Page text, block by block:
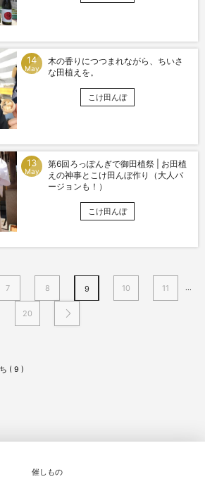
14
May
木の香りにつつまれながら、ちいさ
な田植えを。
こけ田んぼ
13
May
第6回ろっぽんぎで御田植祭 | お田植
えの神事とこけ田んぼ作り（大人バ
ージョンも！）
こけ田んぼ
7 8 9 10 11 ...
20
( 9 )
催しもの